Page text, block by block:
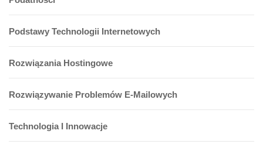
Podstawy Technologii Internetowych
Rozwiązania Hostingowe
Rozwiązywanie Problemów E-Mailowych
Technologia I Innowacje